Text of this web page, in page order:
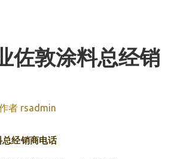
佐敦涂料总经销
者 rsadmin
经销商电话